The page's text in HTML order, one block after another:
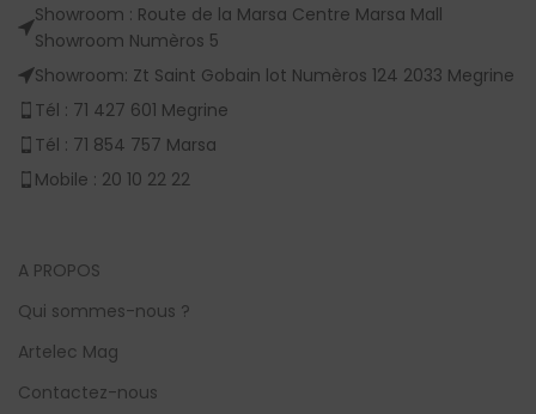
Showroom : Route de la Marsa Centre Marsa Mall
Showroom Numèros 5
Showroom: Zt Saint Gobain lot Numèros 124 2033 Megrine
Tél : 71 427 601 Megrine
Tél : 71 854 757 Marsa
Mobile : 20 10 22 22
A PROPOS
Qui sommes-nous ?
Artelec Mag
Contactez-nous